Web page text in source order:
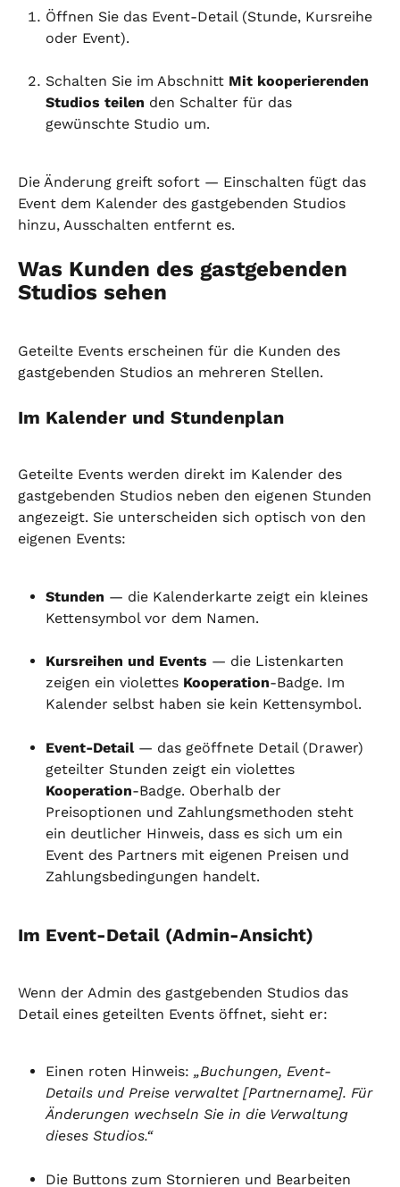
Öffnen Sie das Event-Detail (Stunde, Kursreihe
oder Event).
Schalten Sie im Abschnitt Mit kooperierenden
Studios teilen den Schalter für das
gewünschte Studio um.
Die Änderung greift sofort — Einschalten fügt das
Event dem Kalender des gastgebenden Studios
hinzu, Ausschalten entfernt es.
Was Kunden des gastgebenden
Studios sehen
Geteilte Events erscheinen für die Kunden des
gastgebenden Studios an mehreren Stellen.
Im Kalender und Stundenplan
Geteilte Events werden direkt im Kalender des
gastgebenden Studios neben den eigenen Stunden
angezeigt. Sie unterscheiden sich optisch von den
eigenen Events:
Stunden — die Kalenderkarte zeigt ein kleines
Kettensymbol vor dem Namen.
Kursreihen und Events — die Listenkarten
zeigen ein violettes Kooperation-Badge. Im
Kalender selbst haben sie kein Kettensymbol.
Event-Detail — das geöffnete Detail (Drawer)
geteilter Stunden zeigt ein violettes
Kooperation-Badge. Oberhalb der
Preisoptionen und Zahlungsmethoden steht
ein deutlicher Hinweis, dass es sich um ein
Event des Partners mit eigenen Preisen und
Zahlungsbedingungen handelt.
Im Event-Detail (Admin-Ansicht)
Wenn der Admin des gastgebenden Studios das
Detail eines geteilten Events öffnet, sieht er:
Einen roten Hinweis: „Buchungen, Event-
Details und Preise verwaltet [Partnername]. Für
Änderungen wechseln Sie in die Verwaltung
dieses Studios.“
Die Buttons zum Stornieren und Bearbeiten